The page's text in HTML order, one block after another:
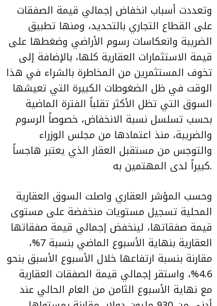
وتعددت أسباب انخفاض إجمالي قيمة الصفقات
على القطاع التجاري بالتحديد، ومنها تطبيق
الضريبة وانعكاسات رسوم الأراضي وضغطها على
قيمة الاستثمارات العقارية كلها، بالإضافة إلى
تخوف المستثمرين من المخاطرة بالشراء في هذا
الوقت في ظل الضغوطات الكبيرة التي تعيشها
السوق التي تظل الأكثر تقلباً الفترة الماضية
بحسب تسلسل نسبة الانخفاض، خصوصاً الرسوم
والضريبة، منذ اعتمادها من مجلس الوزراء
والتوجس من مستقبل العقار الذي يعتبر هاجساً
كبيراً لدى المهتمين به.
وحسب المؤشر العقاري واصلت السوق العقارية
المحلية تسجيل مستويات منخفضة على مستوى
قيمة صفقاتها، لينخفض إجمالي قيمة صفقاتها
العقارية بنهاية الأسبوع الماضي بنسبة 7%،
مقارنة بنسبة ارتفاعها خلال الأسبوع الأسبق بنحو
4.6%، واستقر إجمالي قيمة الصفقات العقارية
مع نهاية الأسبوع الثامن من العام الحالي عند